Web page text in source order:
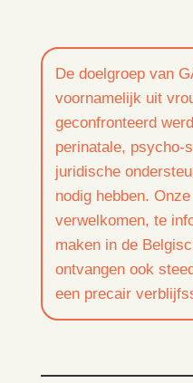
De doelgroep van
voornamelijk uit
geconfronteerd
perinatale, psycho-
juridische
nodig hebben.
verwelkomen, te
maken in de
ontvangen ook
een precair